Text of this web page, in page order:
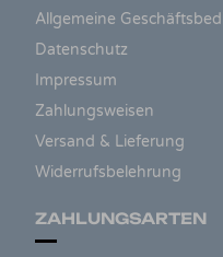
Allgemeine
Datenschutz
Impressum
Zahlungsweisen
Versand & Lieferung
Widerrufsbelehrung
ZAHLUNGSARTEN